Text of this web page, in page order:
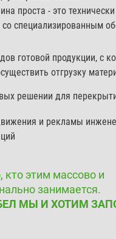
проста - это
со специализированным
готовой продукции, с
отгрузку
решении для
и рекламы
кто этим массово и
занимается.
МЫ И ХОТИМ